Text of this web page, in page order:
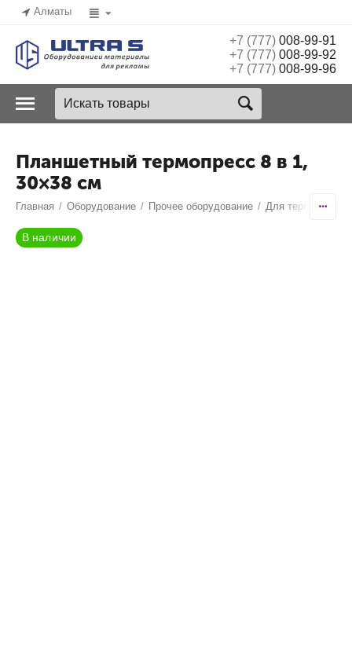
Алматы
+7 (777)008-99-91
+7 (777)008-99-92
+7 (777)008-99-96
Планшетный термопресс 8 в 1,
30×38 см
Главная / Оборудование / Прочее оборудование / Для
В наличии